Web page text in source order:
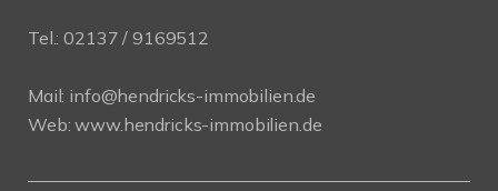
Tel.: 02137 / 9169512
Mail: info@hendricks-immobilien.de
Web:www.hendricks-immobilien.de